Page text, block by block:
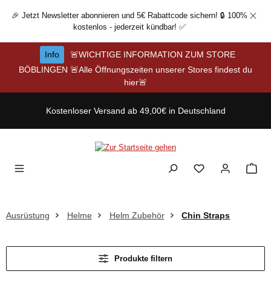
Zum Hauptinhalt springen
🎉 Jetzt Newsletter abonnieren und 5€ Rabattcode sichern! 🔒 100%
kostenlos - jederzeit kündbar! ✅
Info
🚨WICHTIGE INFORMATION ZUM STORE
BÖBLINGEN 🚨Alle Öffnungszeiten unserer Stores findest du
hier🚨
Kostenloser Versand ab 49,00€ in Deutschland
Ausrüstung Helme Helm Zubehör Chin Straps
Produkte filtern